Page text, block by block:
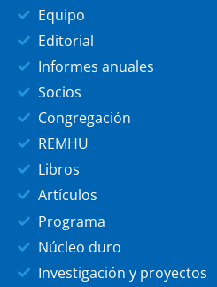
Equipo
Editorial
Informes anuales
Socios
Congregación
REMHU
Libros
Artículos
Programa
Núcleo duro
Investigación y proyectos